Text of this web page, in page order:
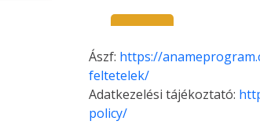
Ászf: https://
feltetelek/
Adatkezelési tájékoztató:
policy/